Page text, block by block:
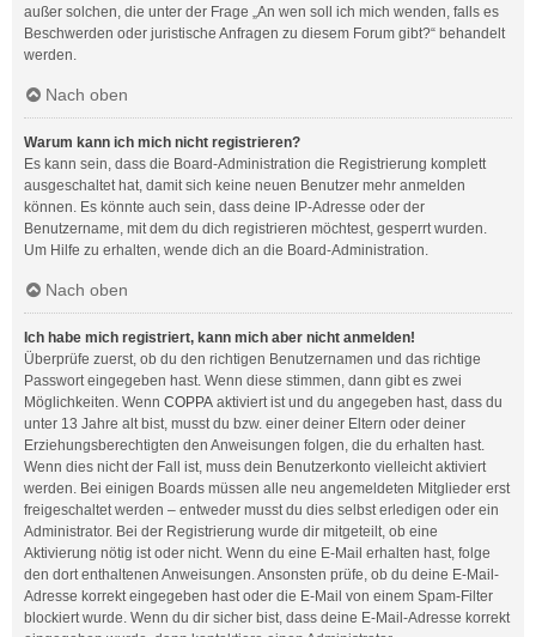
außer solchen, die unter der Frage „An wen soll ich mich wenden, falls es
Beschwerden oder juristische Anfragen zu diesem Forum gibt?“ behandelt
werden.
Nach oben
Warum kann ich mich nicht registrieren?
Es kann sein, dass die Board-Administration die Registrierung komplett
ausgeschaltet hat, damit sich keine neuen Benutzer mehr anmelden
können. Es könnte auch sein, dass deine IP-Adresse oder der
Benutzername, mit dem du dich registrieren möchtest, gesperrt wurden.
Um Hilfe zu erhalten, wende dich an die Board-Administration.
Nach oben
Ich habe mich registriert, kann mich aber nicht anmelden!
Überprüfe zuerst, ob du den richtigen Benutzernamen und das richtige
Passwort eingegeben hast. Wenn diese stimmen, dann gibt es zwei
Möglichkeiten. Wenn COPPA aktiviert ist und du angegeben hast, dass du
unter 13 Jahre alt bist, musst du bzw. einer deiner Eltern oder deiner
Erziehungsberechtigten den Anweisungen folgen, die du erhalten hast.
Wenn dies nicht der Fall ist, muss dein Benutzerkonto vielleicht aktiviert
werden. Bei einigen Boards müssen alle neu angemeldeten Mitglieder erst
freigeschaltet werden – entweder musst du dies selbst erledigen oder ein
Administrator. Bei der Registrierung wurde dir mitgeteilt, ob eine
Aktivierung nötig ist oder nicht. Wenn du eine E-Mail erhalten hast, folge
den dort enthaltenen Anweisungen. Ansonsten prüfe, ob du deine E-Mail-
Adresse korrekt eingegeben hast oder die E-Mail von einem Spam-Filter
blockiert wurde. Wenn du dir sicher bist, dass deine E-Mail-Adresse korrekt